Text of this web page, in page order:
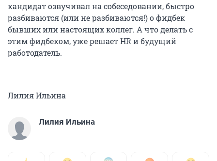
кандидат озвучивал на собеседовании, быстро
разбиваются (или не разбиваются!) о фидбек
бывших или настоящих коллег. А что делать с
этим фидбеком, уже решает HR и будущий
работодатель.
Лилия Ильина
Лилия Ильина